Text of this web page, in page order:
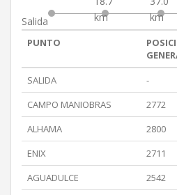
Salida
km
km
PUNTO
SALIDA
-
CAMPO MANIOBRAS
2772
ALHAMA
2800
ENIX
2711
AGUADULCE
2542